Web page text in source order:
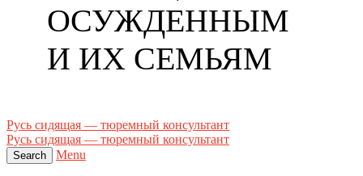
ОСУЖДЕННЫМ
И ИХ СЕМЬЯМ
Русь сидящая — тюремный консультант
Русь сидящая — тюремный консультант
Search Menu